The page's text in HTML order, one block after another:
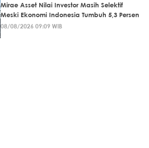
Mirae Asset Nilai Investor Masih Selektif
Meski Ekonomi Indonesia Tumbuh 5,3 Persen
08/08/2026 09:09 WIB